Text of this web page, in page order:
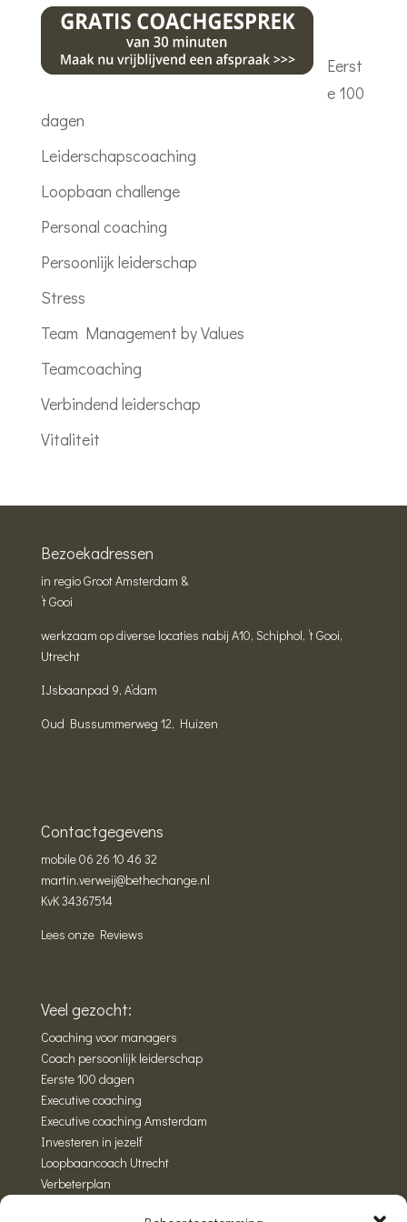
I
n
o
k
p
p
Eerst
e 100
dagen
Leiderschapscoaching
Loopbaan challenge
Personal coaching
Persoonlijk leiderschap
Stress
Team Management by Values
Teamcoaching
Verbindend leiderschap
Vitaliteit
Bezoekadressen
in regio Groot Amsterdam &
’t Gooi
werkzaam op diverse locaties nabij A10, Schiphol, ’t Gooi,
Utrecht
IJsbaanpad 9, A’dam
Oud Bussummerweg 12, Huizen
Contactgegevens
mobile06 26 10 46 32
martin.verweij@bethechange.nl
KvK 34367514
Lees onze Reviews
Veel gezocht:
Coaching voor managers
Coach persoonlijk leiderschap
Eerste 100 dagen
Executive coaching
Executive coaching Amsterdam
Investeren in jezelf
Loopbaancoach Utrecht
Verbeterplan